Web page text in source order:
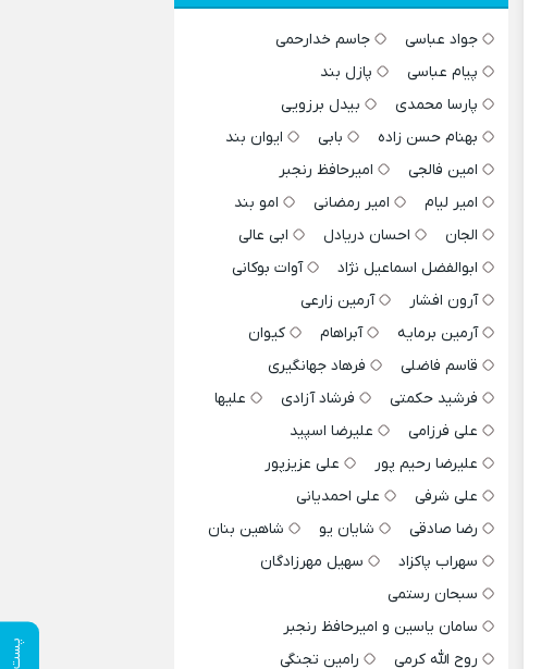
جواد عباسی
جاسم خدارحمی
پیام عباسی
پازل بند
پارسا محمدی
بیدل برزویی
بهنام حسن زاده
بابی
ایوان بند
امین فالجی
امیرحافظ رنجبر
امیر لیام
امیر رمضانی
امو بند
الجان
احسان دریادل
ابی عالی
ابوالفضل اسماعیل نژاد
آوات بوکانی
آرون افشار
آرمین زارعی
آرمین برمایه
آبراهام
کیوان
قاسم فاضلی
فرهاد جهانگیری
فرشید حکمتی
فرشاد آزادی
علیها
علی فرزامی
علیرضا اسپید
علیرضا رحیم پور
علی عزیزپور
علی شرفی
علی احمدیانی
رضا صادقی
شایان یو
شاهین بنان
سهراب پاکزاد
سهیل مهرزادگان
سبحان رستمی
سامان یاسین و امیرحافظ رنجبر
روح الله کرمی
رامین تجنگی